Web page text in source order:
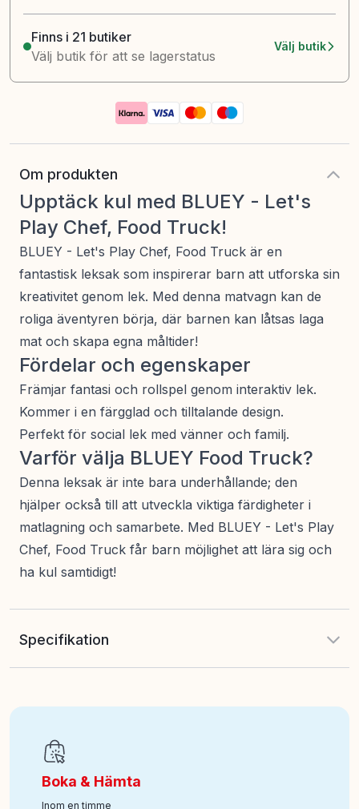
Finns i 21 butiker
Välj butik för att se lagerstatus
Välj butik
Om produkten
Upptäck kul med BLUEY - Let's
Play Chef, Food Truck!
BLUEY - Let's Play Chef, Food Truck är en
fantastisk leksak som inspirerar barn att utforska sin
kreativitet genom lek. Med denna matvagn kan de
roliga äventyren börja, där barnen kan låtsas laga
mat och skapa egna måltider!
Fördelar och egenskaper
Främjar fantasi och rollspel genom interaktiv lek.
Kommer i en färgglad och tilltalande design.
Perfekt för social lek med vänner och familj.
Varför välja BLUEY Food Truck?
Denna leksak är inte bara underhållande; den
hjälper också till att utveckla viktiga färdigheter i
matlagning och samarbete. Med BLUEY - Let's Play
Chef, Food Truck får barn möjlighet att lära sig och
ha kul samtidigt!
Specifikation
Art nr:521-90331
Boka & Hämta
Inom en timme